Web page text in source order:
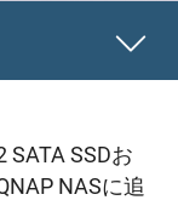
SSDお
NASに追